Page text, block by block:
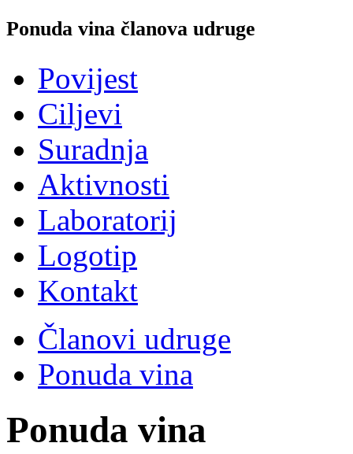
Ponuda vina članova udruge
Povijest
Ciljevi
Suradnja
Aktivnosti
Laboratorij
Logotip
Kontakt
Članovi udruge
Ponuda vina
Ponuda vina